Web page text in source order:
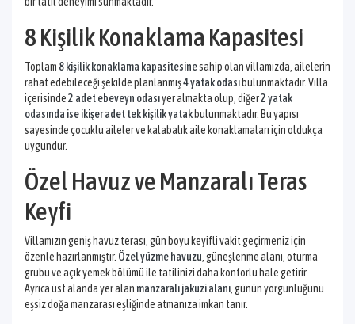
8 Kişilik Konaklama Kapasitesi
Toplam 8 kişilik konaklama kapasitesinesahip olan villamızda, ailelerin
rahat edebileceği şekilde planlanmış4 yatak odasıbulunmaktadır. Villa
içerisinde2 adet ebeveyn odasıyer almakta olup, diğer2 yatak
odasında ise ikişer adet tek kişilik yatakbulunmaktadır. Bu yapısı
sayesinde çocuklu aileler ve kalabalık aile konaklamaları için oldukça
uygundur.
Özel Havuz ve Manzaralı Teras
Keyfi
Villamızın geniş havuz terası, gün boyu keyifli vakit geçirmeniz için
özenle hazırlanmıştır. Özel yüzme havuzu, güneşlenme alanı, oturma
grubu ve açık yemek bölümü ile tatilinizi daha konforlu hale getirir.
Ayrıca üst alanda yer alan manzaralı jakuzi alanı, günün yorgunluğunu
eşsiz doğa manzarası eşliğinde atmanıza imkan tanır.